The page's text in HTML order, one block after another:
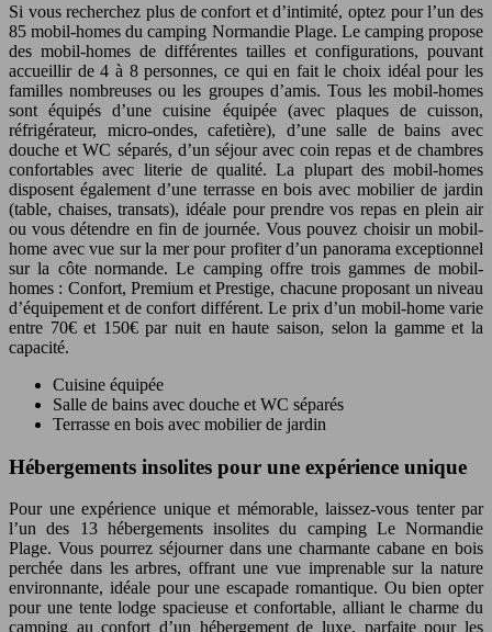
Si vous recherchez plus de confort et d’intimité, optez pour l’un des
85 mobil-homes du camping Normandie Plage. Le camping propose
des mobil-homes de différentes tailles et configurations, pouvant
accueillir de 4 à 8 personnes, ce qui en fait le choix idéal pour les
familles nombreuses ou les groupes d’amis. Tous les mobil-homes
sont équipés d’une cuisine équipée (avec plaques de cuisson,
réfrigérateur, micro-ondes, cafetière), d’une salle de bains avec
douche et WC séparés, d’un séjour avec coin repas et de chambres
confortables avec literie de qualité. La plupart des mobil-homes
disposent également d’une terrasse en bois avec mobilier de jardin
(table, chaises, transats), idéale pour prendre vos repas en plein air
ou vous détendre en fin de journée. Vous pouvez choisir un mobil-
home avec vue sur la mer pour profiter d’un panorama exceptionnel
sur la côte normande. Le camping offre trois gammes de mobil-
homes : Confort, Premium et Prestige, chacune proposant un niveau
d’équipement et de confort différent. Le prix d’un mobil-home varie
entre 70€ et 150€ par nuit en haute saison, selon la gamme et la
capacité.
Cuisine équipée
Salle de bains avec douche et WC séparés
Terrasse en bois avec mobilier de jardin
Hébergements insolites pour une expérience unique
Pour une expérience unique et mémorable, laissez-vous tenter par
l’un des 13 hébergements insolites du camping Le Normandie
Plage. Vous pourrez séjourner dans une charmante cabane en bois
perchée dans les arbres, offrant une vue imprenable sur la nature
environnante, idéale pour une escapade romantique. Ou bien opter
pour une tente lodge spacieuse et confortable, alliant le charme du
camping au confort d’un hébergement de luxe, parfaite pour les